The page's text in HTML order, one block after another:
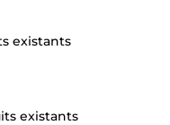
existants
existants